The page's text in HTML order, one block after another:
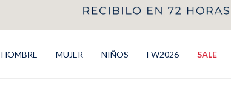
HOMBRE MUJER NIÑOS FW2026 SALE